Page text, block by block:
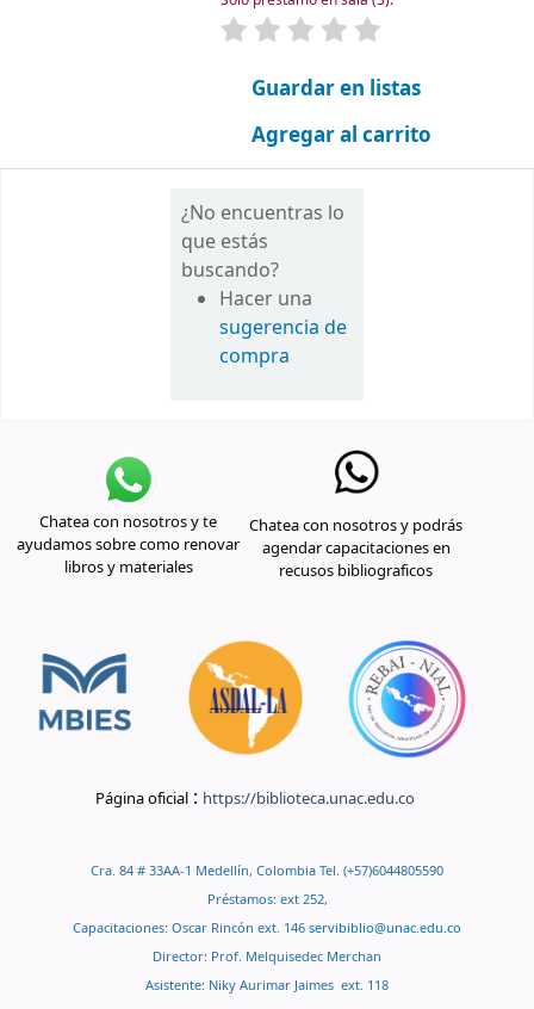
valoración
Guardar en listas
Agregar al carrito
¿No encuentras lo
que estás
buscando?
Hacer una
sugerencia de
compra
Chatea con nosotros y te
ayudamos sobre como renovar
libros y materiales
Chatea con nosotros y podrás
agendar capacitaciones en
recusos bibliograficos
Página oficial : https://biblioteca.unac.edu.co
Cra. 84 # 33AA-1 Medellín, Colombia Tel. (+57)6044805590
Préstamos: ext 252,
Capacitaciones: Oscar Rincón ext. 146 servibiblio@unac.edu.co
Director: Prof. Melquisedec Merchan
Asistente: Niky Aurimar Jaimes ext. 118